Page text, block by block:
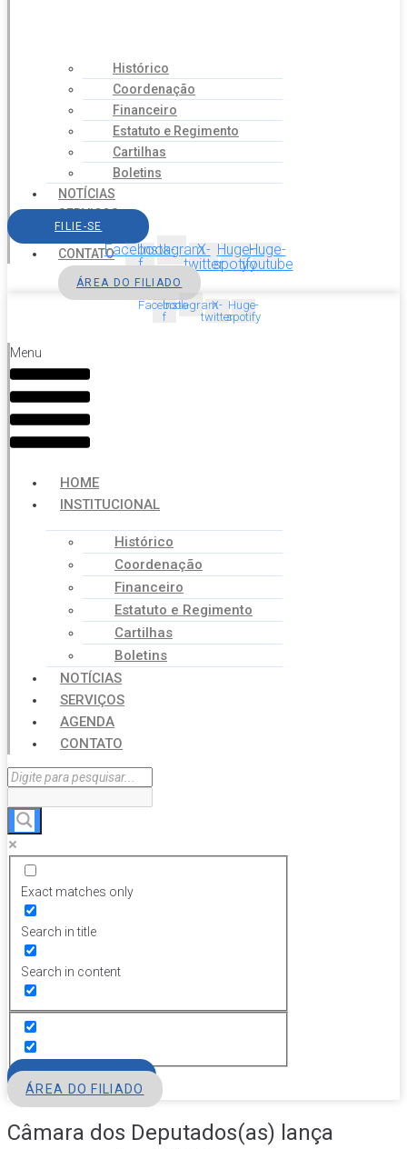
Histórico
Coordenação
Financeiro
Estatuto e Regimento
Cartilhas
Boletins
NOTÍCIAS
SERVIÇOS
AGENDA
CONTATO
FILIE-SE
Facebook-
f
InstagramX-
twitter
Huge-
spotify
Huge-
youtube
ÁREA DO FILIADO
Facebook-
f
InstagramX-
twitter
Huge-
spotify
Menu
HOME
INSTITUCIONAL
Histórico
Coordenação
Financeiro
Estatuto e Regimento
Cartilhas
Boletins
NOTÍCIAS
SERVIÇOS
AGENDA
CONTATO
Exact matches only
Search in title
Search in content
ÁREA DO FILIADO
Câmara dos Deputados(as) lança